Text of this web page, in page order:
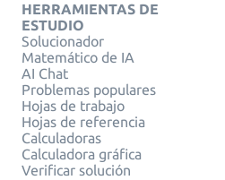
HERRAMIENTAS DE
ESTUDIO
Solucionador
Matemático de IA
AI Chat
Problemas populares
Hojas de trabajo
Hojas de referencia
Calculadoras
Calculadora gráfica
Verificar solución